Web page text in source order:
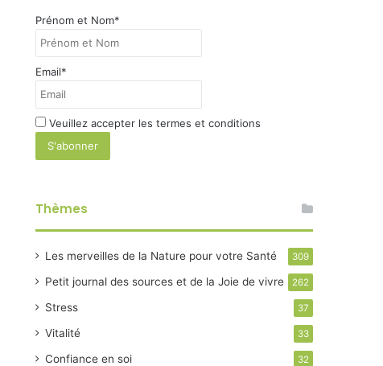
Prénom et Nom*
Email*
Veuillez accepter les termes et conditions
Thèmes
Les merveilles de la Nature pour votre Santé 309
Petit journal des sources et de la Joie de vivre 262
Stress 37
Vitalité 33
Confiance en soi 32